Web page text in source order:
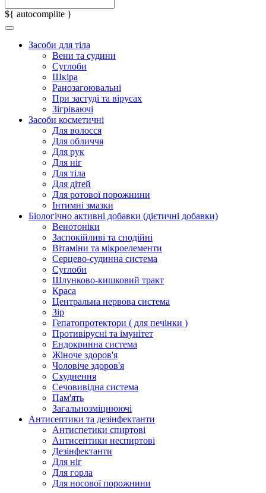
${ autocomplite }
Засоби для тіла
Вени та судини
Суглоби
Шкіра
Ранозагоювальні
При застуді та вірусах
Зігріваючі
Засоби косметичні
Для волосся
Для обличчя
Для рук
Для ніг
Для тіла
Для дітей
Для ротової порожнини
Інтимні змазки
Біологічно активні добавки (дієтичні добавки)
Венотоніки
Заспокійливі та снодійні
Вітаміни та мікроелементи
Серцево-судинна система
Суглоби
Шлунково-кишковий тракт
Краса
Центральна нервова система
Зір
Гепатопротектори ( для печінки )
Противірусні та імунітет
Ендокринна система
Жіноче здоров'я
Чоловіче здоров'я
Схуднення
Сечовивідна система
Пам'ять
Загальнозміцнюючі
Антисептики та дезінфектанти
Антиспетики спиртові
Антисептики неспиртові
Дезінфектанти
Для ніг
Для горла
Для носової порожнини